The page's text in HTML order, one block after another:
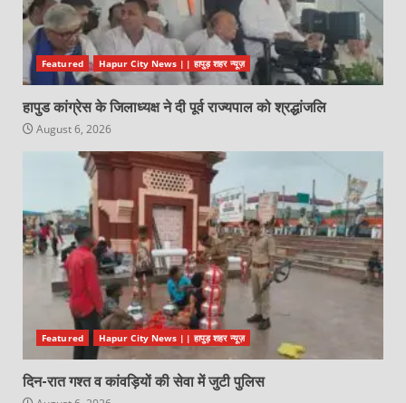
Featured Hapur City News || हापुड़ शहर न्यूज़
हापुड कांग्रेस के जिलाध्यक्ष ने दी पूर्व राज्यपाल को श्रद्धांजलि
August 6, 2026
Featured Hapur City News || हापुड़ शहर न्यूज़
दिन-रात गश्त व कांवड़ियों की सेवा में जुटी पुलिस